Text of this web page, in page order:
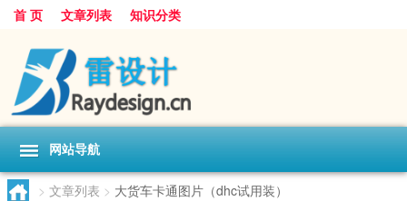
首 页 文章列表 知识分类
网站导航
> 文章列表 > 大货车卡通图片（dhc试用装）